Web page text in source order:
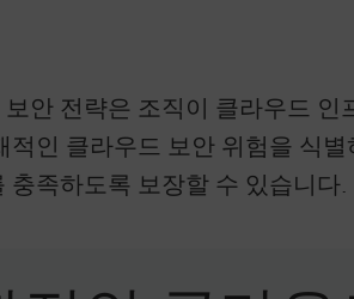
안 전략은 조직이 클라우드
적인 클라우드 보안 위험을 식
충족하도록 보장할 수 있습니다.